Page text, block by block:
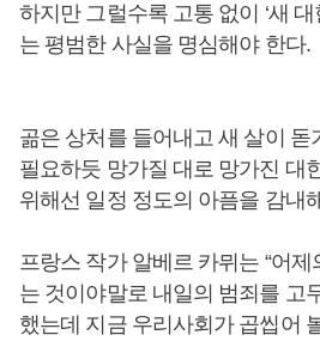
하지만 그럴수록 고통 없이 ‘새
는 평범한 사실을 명심해야 한다.
곪은 상처를 들어내고 새 살이 돋
필요하듯 망가질 대로 망가진 대
위해선 일정 정도의 아픔을 감내
프랑스 작가 알베르 카뮈는 “어
는 것이야말로 내일의 범죄를 고
했는데 지금 우리사회가 곱씹어